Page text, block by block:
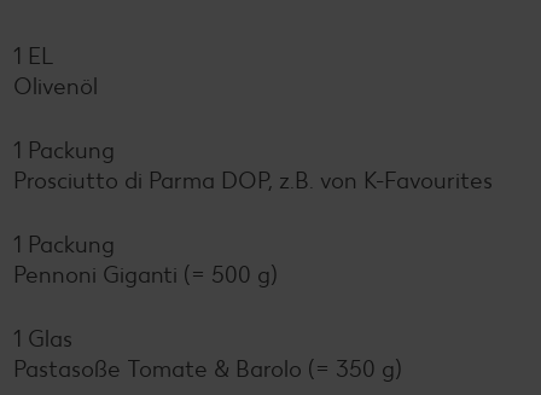
1 EL
Olivenöl
1 Packung
Prosciutto di Parma DOP, z.B. von K-Favourites
1 Packung
Pennoni Giganti (= 500 g)
1 Glas
Pastasoße Tomate & Barolo (= 350 g)